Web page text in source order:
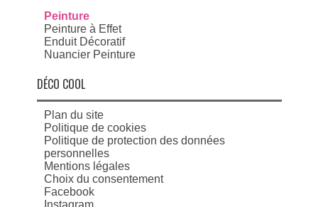
Peinture
Peinture à Effet
Enduit Décoratif
Nuancier Peinture
DÉCO COOL
Plan du site
Politique de cookies
Politique de protection des données
personnelles
Mentions légales
Choix du consentement
Facebook
Instagram